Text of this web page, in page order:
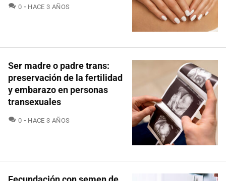
0 COMENTARIOS
HACE 3 AÑOS
Ser madre o padre trans:
preservación de la fertilidad
y embarazo en personas
transexuales
0 COMENTARIOS
HACE 3 AÑOS